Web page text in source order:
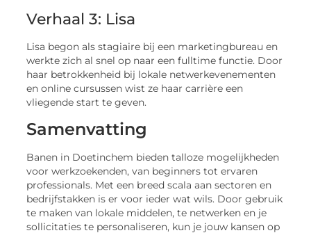
Verhaal 3: Lisa
Lisa begon als stagiaire bij een marketingbureau en
werkte zich al snel op naar een fulltime functie. Door
haar betrokkenheid bij lokale netwerkevenementen
en online cursussen wist ze haar carrière een
vliegende start te geven.
Samenvatting
Banen in Doetinchem bieden talloze mogelijkheden
voor werkzoekenden, van beginners tot ervaren
professionals. Met een breed scala aan sectoren en
bedrijfstakken is er voor ieder wat wils. Door gebruik
te maken van lokale middelen, te netwerken en je
sollicitaties te personaliseren, kun je jouw kansen op